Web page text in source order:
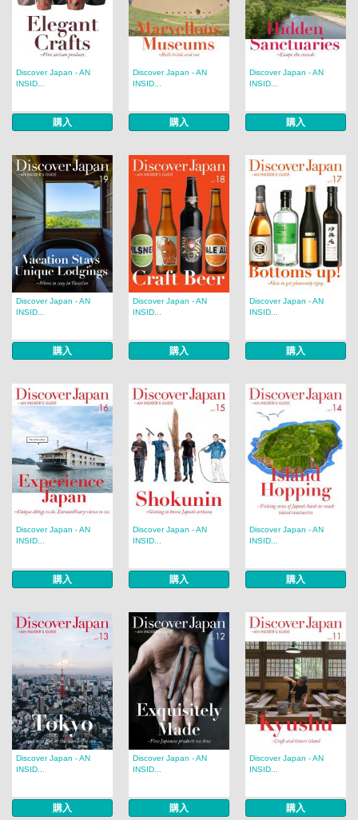
Discover Japan - AN
INSID...
購入
Discover Japan - AN
INSID...
購入
Discover Japan - AN
INSID...
購入
Discover Japan - AN
INSID...
購入
Discover Japan - AN
INSID...
購入
Discover Japan - AN
INSID...
購入
Discover Japan - AN
INSID...
購入
Discover Japan - AN
INSID...
購入
Discover Japan - AN
INSID...
購入
Discover Japan - AN
INSID...
購入
Discover Japan - AN
INSID...
購入
Discover Japan - AN
INSID...
購入